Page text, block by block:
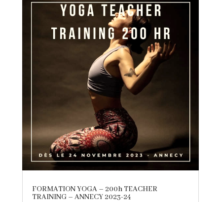
FORMATION YOGA – 200h TEACHER
TRAINING – ANNECY 2023-24